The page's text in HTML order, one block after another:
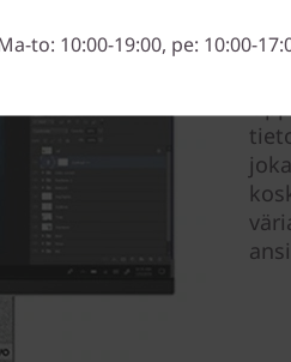
to: 10:00-19:00, pe: 10:00-